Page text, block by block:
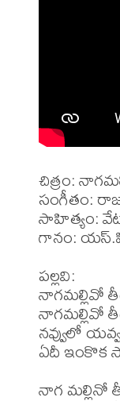
చిత్రం:
సంగీతం:
సాహిత్యం:
గానం:
పల్లవి:
నాగమల్లివో
నాగమల్లివో
నవ్వులో
ఏదీ ఇంకొక
నాగ మల్లినో